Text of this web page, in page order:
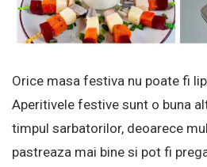
Orice masa festiva nu poate fi
Aperitivele festive sunt o buna
timpul sarbatorilor, deoarece
pastreaza mai bine si pot fi